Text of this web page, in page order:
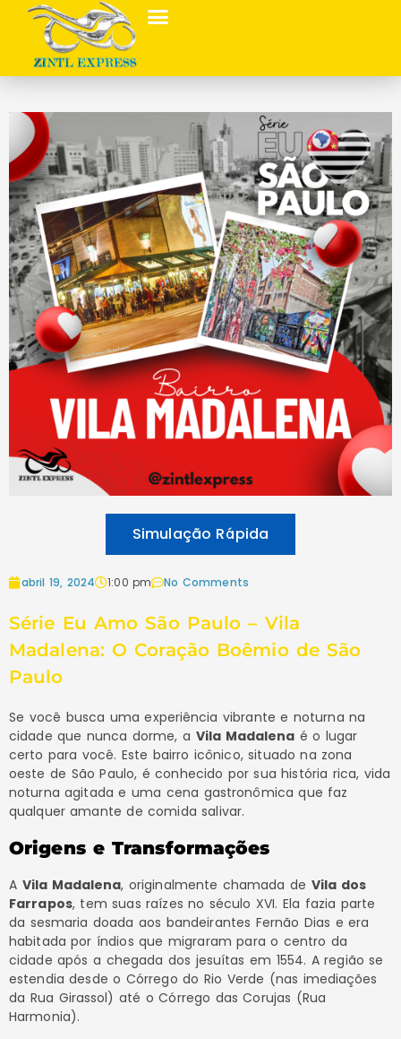
Simulação Rápida
abril 19, 2024 1:00 pm No Comments
Série Eu Amo São Paulo – Vila
Madalena: O Coração Boêmio de São
Paulo
Se você busca uma experiência vibrante e noturna na
cidade que nunca dorme, a Vila Madalena é o lugar
certo para você. Este bairro icônico, situado na zona
oeste de São Paulo, é conhecido por sua história rica, vida
noturna agitada e uma cena gastronômica que faz
qualquer amante de comida salivar.
Origens e Transformações
A Vila Madalena, originalmente chamada de Vila dos
Farrapos, tem suas raízes no século XVI. Ela fazia parte
da sesmaria doada aos bandeirantes Fernão Dias e era
habitada por índios que migraram para o centro da
cidade após a chegada dos jesuítas em 1554. A região se
estendia desde o Córrego do Rio Verde (nas imediações
da Rua Girassol) até o Córrego das Corujas (Rua
Harmonia).